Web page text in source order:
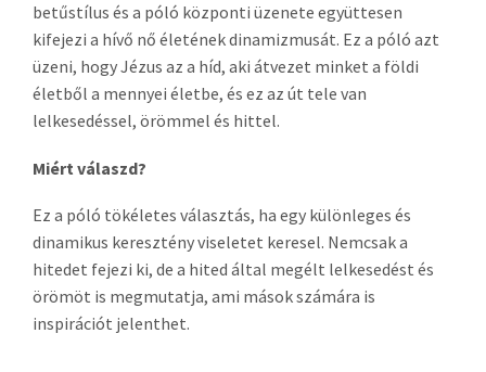
betűstílus és a póló központi üzenete együttesen
kifejezi a hívő nő életének dinamizmusát. Ez a póló azt
üzeni, hogy Jézus az a híd, aki átvezet minket a földi
életből a mennyei életbe, és ez az út tele van
lelkesedéssel, örömmel és hittel.
Miért válaszd?
Ez a póló tökéletes választás, ha egy különleges és
dinamikus keresztény viseletet keresel. Nemcsak a
hitedet fejezi ki, de a hited által megélt lelkesedést és
örömöt is megmutatja, ami mások számára is
inspirációt jelenthet.